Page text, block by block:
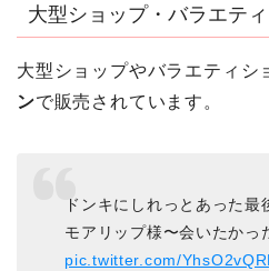
大型ショップ・バラエテ
大型ショップやバラエティシ
ンで販売されています。
ドンキにしれっとあった最
モアリップ様〜会いたかっ
pic.twitter.com/